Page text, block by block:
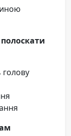
голову